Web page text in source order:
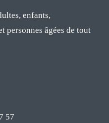
enfants,
personnes âgées de tout
57